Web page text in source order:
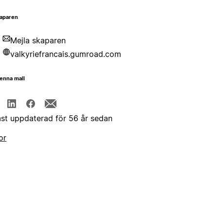
Mejla skaparen
valkyriefrancais.gumroad.com
mall
uppdaterad för 56 år sedan